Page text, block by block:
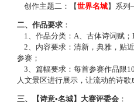
创作主题二：【世界名城】系
二、作品要求 ：
1、作品分类：A、古体诗词赋；
2、内容要求：清新，典雅，贴
参赛；
3、篇幅要求：每首参赛作品限
人文景区进行展示，让流动的诗
三、【诗意•名城】大赛评委会 ：